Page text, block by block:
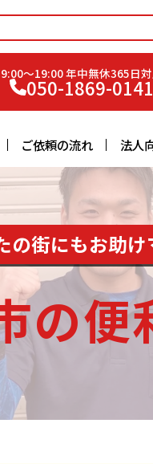
9:00〜19:00 年中無休365日
050-1869-0141
ご依頼の流れ 法人
の街にもお助
の便